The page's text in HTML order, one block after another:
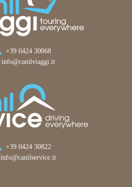
+39 0424 30068
info@canilviaggi.it
+39 0424 30822
info@canilservice.it